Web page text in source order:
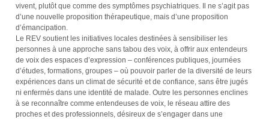
vivent, plutôt que comme des symptômes psychiatriques. Il ne s’agit pas
d’une nouvelle proposition thérapeutique, mais d’une proposition
d’émancipation.
Le REV soutient les initiatives locales destinées à sensibiliser les
personnes à une approche sans tabou des voix, à offrir aux entendeurs
de voix des espaces d’expression – conférences publiques, journées
d’études, formations, groupes – où pouvoir parler de la diversité de leurs
expériences dans un climat de sécurité et de confiance, sans être jugés
ni enfermés dans une identité de malade. Outre les personnes enclines
à se reconnaître comme entendeuses de voix, le réseau attire des
proches et des professionnels, désireux de s’engager dans une